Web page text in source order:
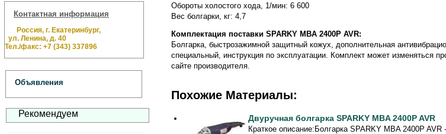
Контактная информация
Россия, г. Екатеринбург,
ул. Ленина, д. 40
Тел./факс: +7 (343) 337896
Объявления
Рекомендуем
Обороты холостого хода, 1/мин: 6 600
Вес болгарки, кг: 4,7
Комплектация поставки SPARKY MBA 2400P AVR:
Болгарка, быстрозажимной защитный кожух, дополнительная
специальный, инструкция по эксплуатации. Комплект может изменяться
сайте производителя.
Похожие Материалы:
Двуручная болгарка SPARKY MBA 2400P AVR
Краткое описание:Болгарка SPARKY MBA 2400P